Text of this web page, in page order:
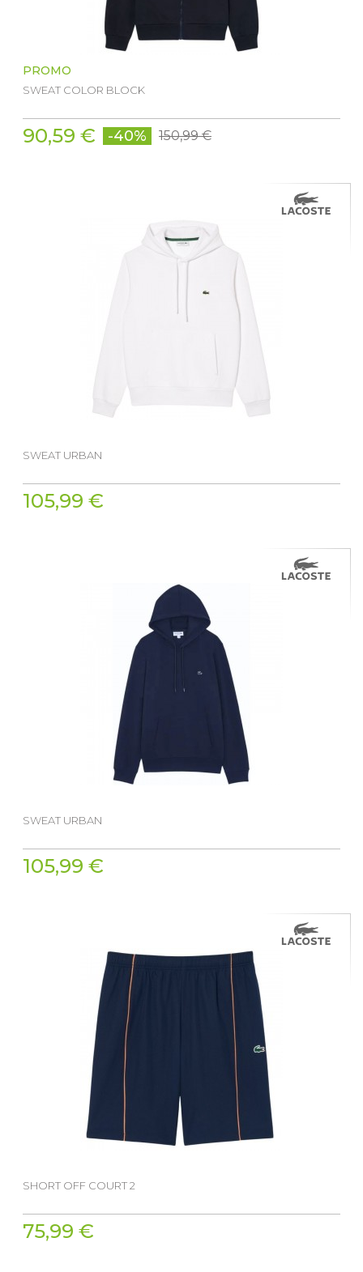
PROMO
SWEAT COLOR BLOCK
90,59 € -40% 150,99 €
SWEAT URBAN
105,99 €
SWEAT URBAN
105,99 €
SHORT OFF COURT 2
75,99 €